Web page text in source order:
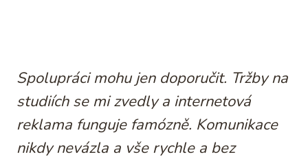
Spolupráci mohu jen doporučit. Tržby na
studiích se mi zvedly a internetová
reklama funguje famózně. Komunikace
nikdy nevázla a vše rychle a bez